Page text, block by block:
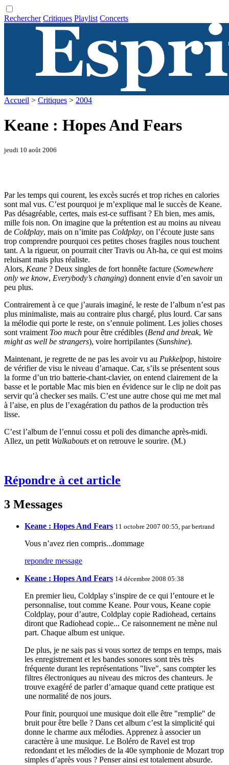
Rechercher Critiques Playlist Concerts
Accueil > Critiques > 2004
Keane : Hopes And Fears
jeudi 10 août 2006
Par les temps qui courent, les excès sucrés et trop riches en calories
sont mal vus. C’est pourquoi je m’explique mal le succès de Keane.
Pas désagréable, certes, mais est-ce suffisant ? Eh bien, mes amis,
mille fois non. On imagine que la prétention est au moins au niveau
de Coldplay, mais on n’imite pas Coldplay, on l’écoute juste sans
trop comprendre pourquoi ces petites choses fragiles nous touchent
tant. A la rigueur, on pourrait citer Travis ou Ah-ha, ce qui est moins
reluisant mais plus réaliste.
Alors, Keane ? Deux singles de fort honnête facture (Somewhere
only we know, Everybody’s changing) donnent envie d’en savoir un
peu plus.
Contrairement à ce que j’aurais imaginé, le reste de l’album n’est pas
plus minimaliste, mais au contraire plus chargé, plus lourd. Car sans
la mélodie qui porte le reste, on s’ennuie poliment. Les jolies choses
sont vraiment Too much pour être crédibles (Bend and break, We
might as well be strangers), voire horripilantes (Sunshine).
Maintenant, je regrette de ne pas les avoir vu au Pukkelpop, histoire
de vérifier de visu le niveau d’arnaque. Car, s’ils se présentent sous
la forme d’un trio batterie-chant-clavier, on entend clairement de la
basse et le portable Mac mis bien en évidence sur le clip ne doit pas
servir qu’à checker ses mails. C’est une autre chose qui me met mal
à l’aise, en plus de l’exagération du pathos de la production très
lisse.
C’est l’album de l’ennui cossu et poli des dimanche après-midi.
Allez, un petit Walkabouts et on retrouve le sourire. (M.)
Répondre à cet article
3 Messages
Keane : Hopes And Fears 11 octobre 2007 00:55, parbertrand
Vous n’avez rien compris...dommage
repondre message
Keane : Hopes And Fears 14 décembre 2008 05:38
En premier lieu, Coldplay s’inspire de ce qui l’entoure et le
personnalise, tout comme Keane. Pour vous, Keane copie
Coldplay, pour d’autre, Coldplay copie Radiohead, certains
diront que Radiohead copie... Ce raisonnement ne mène nul
part. Chaque album est unique.
De plus, je ne sais pas si vous sortez de temps en temps, mais
les enregistrement et les bandes sonores sont très très
fréquente durant les représentations "live", sans compter les
filtres électroniques au niveau des micros des chanteurs. Je
trouve exagéré de parler d’arnaque quand cette pratique est
une normalité de nos jours.
Pour finir, pourquoi une musique doit elle être "remplie" de
bruit pour être belle ? Dans cet album c’est la simplicité qui
donne le charme aux mélodies. Apprenez à associer un
caractère à une musique. Le Boléro de Ravel est trop
redondant et les mélodies de la 40e symphonie de Mozart trop
simples d’après vous ? Penser ainsi est totalement absurde.